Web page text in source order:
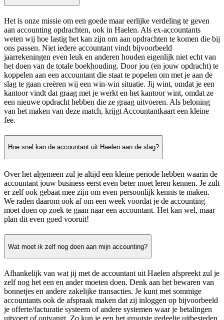
Het is onze missie om een goede maar eerlijke verdeling te geven
aan accounting opdrachten, ook in Haelen. Als ex-accountants
weten wij hoe lastig het kan zijn om aan opdrachten te komen die bij
ons passen. Niet iedere accountant vindt bijvoorbeeld
jaarrekeningen even leuk en anderen houden eigenlijk niet echt van
het doen van de totale boekhouding. Door jou (en jouw opdracht) te
koppelen aan een accountant die staat te popelen om met je aan de
slag te gaan creëren wij een win-win situatie. Jij wint, omdat je een
kantoor vindt dat graag met je werkt en het kantoor wint, omdat ze
een nieuwe opdracht hebben die ze graag uitvoeren. Als beloning
van het maken van deze match, krijgt Accountantkaart een kleine
fee.
Hoe snel kan de accountant uit Haelen aan de slag?
Over het algemeen zul je altijd een kleine periode hebben waarin de
accountant jouw business eerst even beter moet leren kennen. Je zult
er zelf ook gebaat mee zijn om even persoonlijk kennis te maken.
We raden daarom ook af om een week voordat je de accounting
moet doen op zoek te gaan naar een accountant. Het kan wel, maar
plan dit even goed vooruit!
Wat moet ik zelf nog doen aan mijn accounting?
Afhankelijk van wat jij met de accountant uit Haelen afspreekt zul je
zelf nog het een en ander moeten doen. Denk aan het bewaren van
bonnetjes en andere zakelijke transacties. Je kunt met sommige
accountants ook de afspraak maken dat zij inloggen op bijvoorbeeld
je offerte/facturatie systeem of andere systemen waar je betalingen